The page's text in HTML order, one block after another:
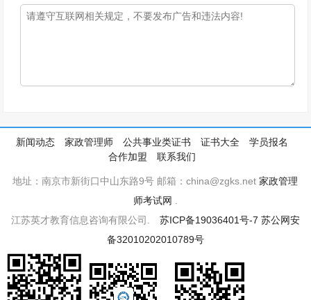
新闻动态 家政管理师 公共事业类证书 证书大全
学员报名
合作加盟
联系我们
地址：南京市新街口中山东路9号 邮箱：china@zgks.net家政管理
师考试网
江苏英才教育信息咨询有限公司. 苏ICP备19036401号-7 苏公网安
备32010202010789号